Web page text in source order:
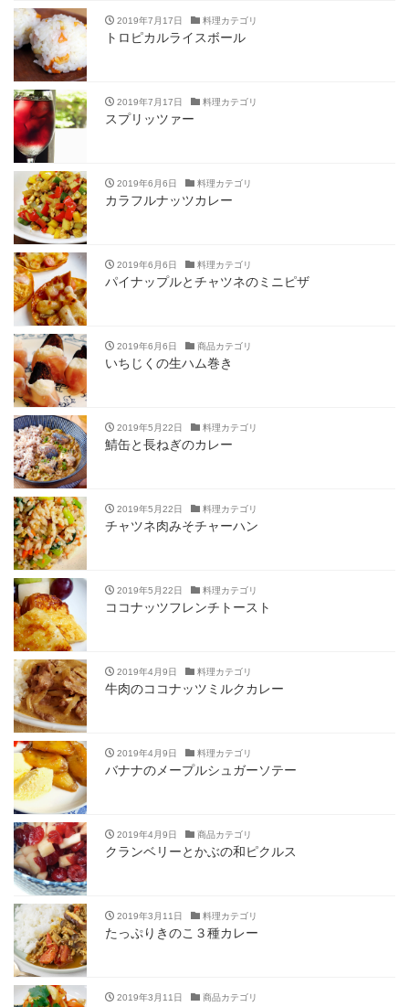
2019年7月17日 料理カテゴリ
トロピカルライスボール
2019年7月17日 料理カテゴリ
スプリッツァー
2019年6月6日 料理カテゴリ
カラフルナッツカレー
2019年6月6日 料理カテゴリ
パイナップルとチャツネのミニピザ
2019年6月6日 商品カテゴリ
いちじくの生ハム巻き
2019年5月22日 料理カテゴリ
鯖缶と長ねぎのカレー
2019年5月22日 料理カテゴリ
チャツネ肉みそチャーハン
2019年5月22日 料理カテゴリ
ココナッツフレンチトースト
2019年4月9日 料理カテゴリ
牛肉のココナッツミルクカレー
2019年4月9日 料理カテゴリ
バナナのメープルシュガーソテー
2019年4月9日 商品カテゴリ
クランベリーとかぶの和ピクルス
2019年3月11日 料理カテゴリ
たっぷりきのこ３種カレー
2019年3月11日 商品カテゴリ